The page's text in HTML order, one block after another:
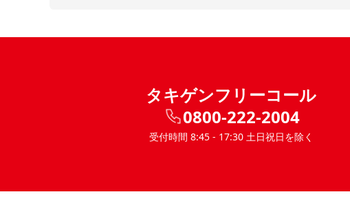
タキゲンフリーコール
0800-222-2004
受付時間 8:45 - 17:30 土日祝日を除く